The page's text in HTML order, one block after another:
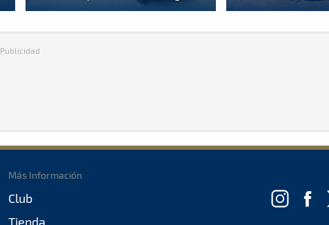
Publicidad
Más Información
Club
Tienda